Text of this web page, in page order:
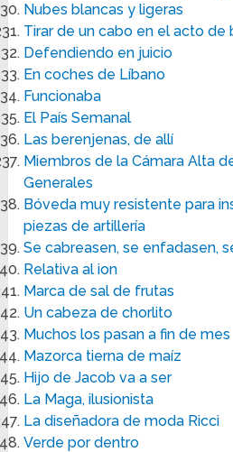
Nubes blancas y ligeras
Tirar de un cabo en el acto de
Defendiendo en juicio
En coches de Líbano
Funcionaba
El País Semanal
Las berenjenas, de allí
Miembros de la Cámara Alta
Generales
Bóveda muy resistente para
piezas de artillería
Se cabreasen, se enfadasen,
Relativa al ion
Marca de sal de frutas
Un cabeza de chorlito
Muchos los pasan a fin de mes
Mazorca tierna de maíz
Hijo de Jacob va a ser
La Maga, ilusionista
La diseñadora de moda Ricci
Verde por dentro